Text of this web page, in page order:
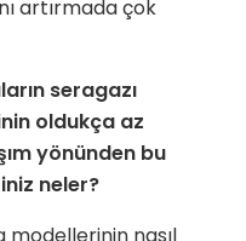
artırmada çok
seragazı
oldukça az
yönünden bu
neler?
modellerinin nasıl